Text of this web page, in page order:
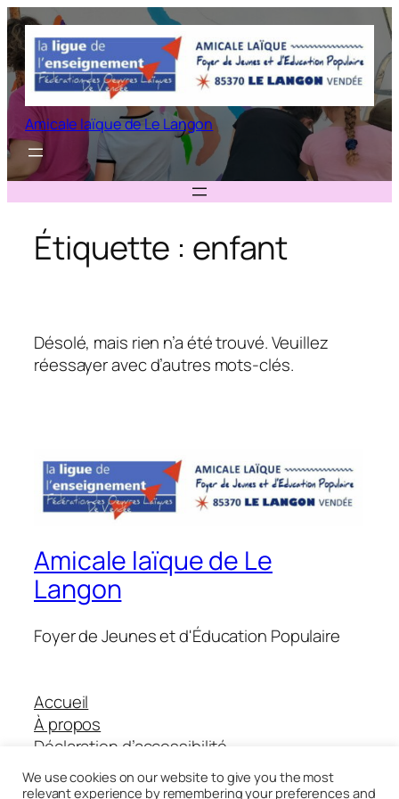
Aller
au
contenu
Amicale laïque de Le Langon
Étiquette : enfant
Désolé, mais rien n’a été trouvé. Veuillez
réessayer avec d’autres mots-clés.
Amicale laïque de Le
Langon
Foyer de Jeunes et d'Éducation Populaire
Accueil
À propos
Déclaration d’accessibilité
Boutique Helloasso
We use cookies on our website to give you the most
relevant experience by remembering your preferences and